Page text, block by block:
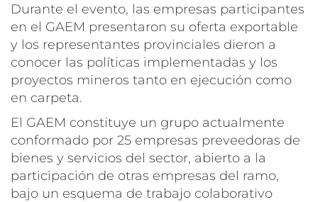
Durante el evento, las empresas participantes
en el GAEM presentaron su oferta exportable
y los representantes provinciales dieron a
conocer las políticas implementadas y los
proyectos mineros tanto en ejecución como
en carpeta.
El GAEM constituye un grupo actualmente
conformado por 25 empresas preveedoras de
bienes y servicios del sector, abierto a la
participación de otras empresas del ramo,
bajo un esquema de trabajo colaborativo